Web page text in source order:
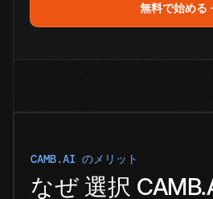
無料で始める
CAMB.AI のメリット
なぜ 選択